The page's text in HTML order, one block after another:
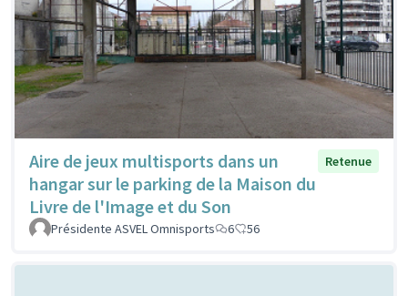
Aire de jeux multisports dans un
hangar sur le parking de la Maison du
Livre de l'Image et du Son
Retenue
Présidente ASVEL Omnisports 6 56